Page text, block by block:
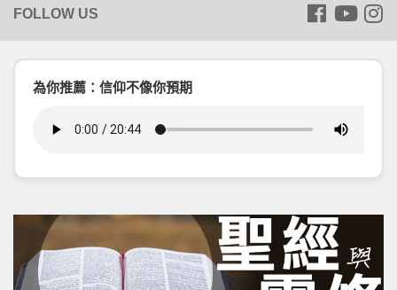
為你推薦：信仰不像你預期